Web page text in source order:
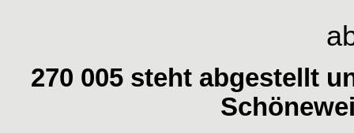
270 005 steht abgestellt